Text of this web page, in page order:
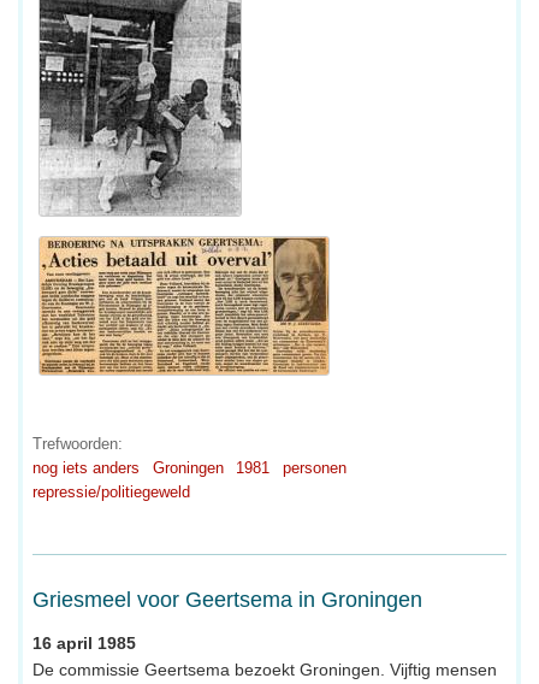
Trefwoorden:
nog iets anders
Groningen 1981
personen
repressie/politiegeweld
Griesmeel voor Geertsema in Groningen
16 april 1985
De commissie Geertsema bezoekt Groningen. Vijftig mensen